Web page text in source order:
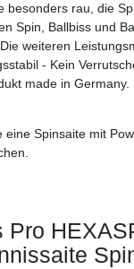
besonders rau, die
Spin, Ballbiss und
weiteren
- Kein
made in Germany.
eine Spinsaite mit
Pro